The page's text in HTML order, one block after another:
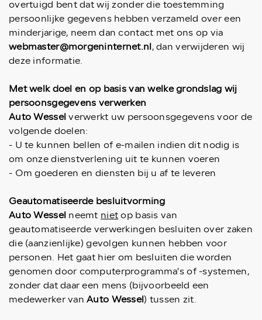
overtuigd bent dat wij zonder die toestemming
persoonlijke gegevens hebben verzameld over een
minderjarige, neem dan contact met ons op via
webmaster@morgeninternet.nl, dan verwijderen wij
deze informatie.
Met welk doel en op basis van welke grondslag wij
persoonsgegevens verwerken
Auto Wesselverwerkt uw persoonsgegevens voor de
volgende doelen:
- U te kunnen bellen of e-mailen indien dit nodig is
om onze dienstverlening uit te kunnen voeren
- Om goederen en diensten bij u af te leveren
Geautomatiseerde besluitvorming
Auto Wessel neemtnietop basis van
geautomatiseerde verwerkingen besluiten over zaken
die (aanzienlijke) gevolgen kunnen hebben voor
personen. Het gaat hier om besluiten die worden
genomen door computerprogramma's of -systemen,
zonder dat daar een mens (bijvoorbeeld een
medewerker vanAuto Wessel) tussen zit.